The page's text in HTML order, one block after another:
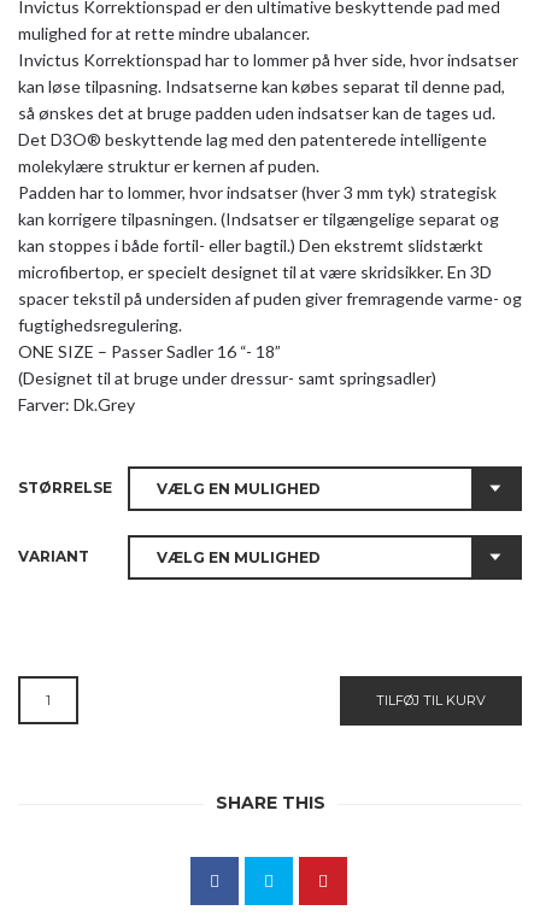
Invictus Korrektionspad er den ultimative beskyttende pad med
mulighed for at rette mindre ubalancer.
Invictus Korrektionspad har to lommer på hver side, hvor indsatser
kan løse tilpasning. Indsatserne kan købes separat til denne pad,
så ønskes det at bruge padden uden indsatser kan de tages ud.
Det D3O® beskyttende lag med den patenterede intelligente
molekylære struktur er kernen af ​​puden.
Padden har to lommer, hvor indsatser (hver 3 mm tyk) strategisk
kan korrigere tilpasningen. (Indsatser er tilgængelige separat og
kan stoppes i både fortil- eller bagtil.) Den ekstremt slidstærkt
microfibertop, er specielt designet til at være skridsikker. En 3D
spacer tekstil på undersiden af ​​puden giver fremragende varme- og
fugtighedsregulering.
ONE SIZE – Passer Sadler 16 “- 18”
(Designet til at bruge under dressur- samt springsadler)
Farver: Dk.Grey
STØRRELSE
VARIANT
KORREKTIONSPAD
TILFØJ TIL KURV
SHARE THIS